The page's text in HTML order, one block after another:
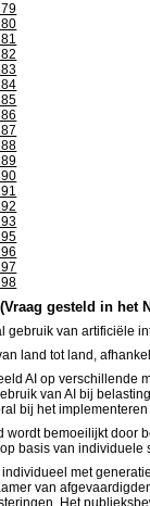
gesteld in het
gebruik van artificiële
land tot land,
AI op verschillende
van AI bij
bij het
wordt bemoeilijkt
basis van individuele
met
van
Het